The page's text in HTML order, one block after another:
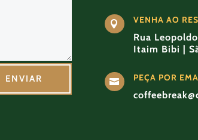
ENVIAR
 VENHA AO
Rua
Itaim Bibi |
 PEÇA POR